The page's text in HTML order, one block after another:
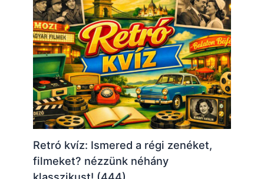
Retró kvíz: Ismered a régi zenéket,
filmeket? nézzünk néhány